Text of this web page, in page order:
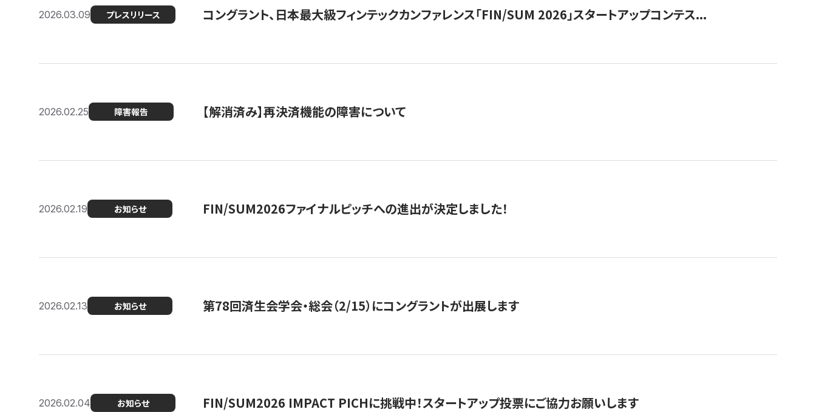
2026.03.09 プレスリリース コングラント、日本最大級フィンテックカンファレンス「FIN/SUM 2026」スタートアップコンテス...
2026.02.25 障害報告 【解消済み】再決済機能の障害について
2026.02.19 お知らせ FIN/SUM2026ファイナルピッチへの進出が決定しました！
2026.02.13 お知らせ 第78回済生会学会・総会（2/15）にコングラントが出展します
2026.02.04 お知らせ FIN/SUM2026 IMPACT PICHに挑戦中！スタートアップ投票にご協力お願いします